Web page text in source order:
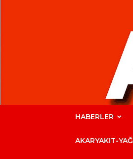
HABERLER
AKARYAKIT-YAĞ